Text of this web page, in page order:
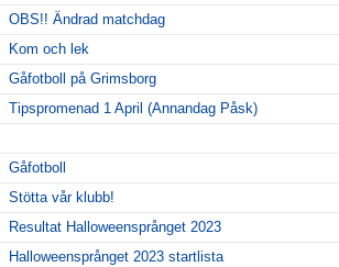
OBS!! Ändrad matchdag
Kom och lek
Gåfotboll på Grimsborg
Tipspromenad 1 April (Annandag Påsk)
Gåfotboll
Stötta vår klubb!
Resultat Halloweensprånget 2023
Halloweensprånget 2023 startlista